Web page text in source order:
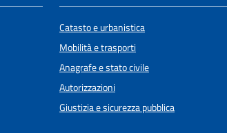
Catasto e urbanistica
Mobilità e trasporti
Anagrafe e stato civile
Autorizzazioni
Giustizia e sicurezza pubblica